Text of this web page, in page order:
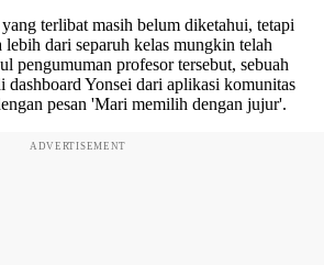
terlibat masih belum diketahui, tetapi
dari separuh kelas mungkin telah
pengumuman profesor tersebut, sebuah
dashboard Yonsei dari aplikasi komunitas
pesan 'Mari memilih dengan jujur'.
ADVERTISEMENT